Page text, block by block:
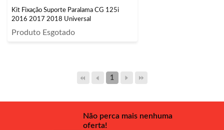
Kit Fixação Suporte Paralama CG 125i
2016 2017 2018 Universal
Produto Esgotado
1
Não perca mais nenhuma
oferta!